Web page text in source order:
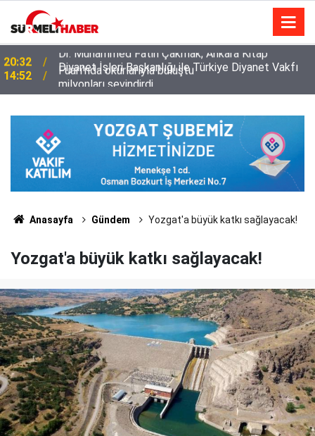
14:52
Diyanet İşleri Başkanlığı ile Türkiye Diyanet Vakfı
milyonları sevindirdi
Anasayfa Gündem Yozgat'a büyük katkı sağlayacak!
Yozgat'a büyük katkı sağlayacak!